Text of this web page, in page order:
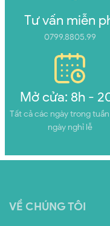
Tư vấn miễn
0799.8805.99
Mở cửa: 8h -
Tất cả các ngày trong
ngày nghỉ lễ
VỀ CHÚNG TÔI